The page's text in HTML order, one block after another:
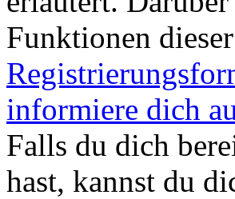
Funktionen
informiere dich
Falls du dich
hast, kannst du